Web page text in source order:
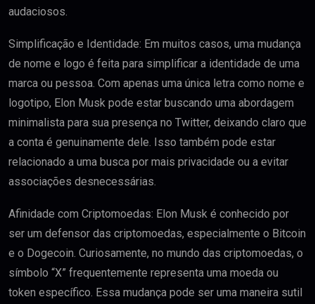
audaciosos.
Simplificação e Identidade: Em muitos casos, uma mudança
de nome e logo é feita para simplificar a identidade de uma
marca ou pessoa. Com apenas uma única letra como nome e
logotipo, Elon Musk pode estar buscando uma abordagem
minimalista para sua presença no Twitter, deixando claro que
a conta é genuinamente dele. Isso também pode estar
relacionado a uma busca por mais privacidade ou a evitar
associações desnecessárias.
Afinidade com Criptomoedas: Elon Musk é conhecido por
ser um defensor das criptomoedas, especialmente o Bitcoin
e o Dogecoin. Curiosamente, no mundo das criptomoedas, o
símbolo “X” frequentemente representa uma moeda ou
token específico. Essa mudança pode ser uma maneira sutil